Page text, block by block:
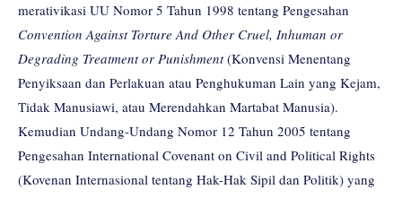
merativikasi UU Nomor 5 Tahun 1998 tentang Pengesahan
Convention Against Torture And Other Cruel, Inhuman or
Degrading Treatment or Punishment(Konvensi Menentang
Penyiksaan dan Perlakuan atau Penghukuman Lain yang Kejam,
Tidak Manusiawi, atau Merendahkan Martabat Manusia).
Kemudian Undang-Undang Nomor 12 Tahun 2005 tentang
Pengesahan International Covenant on Civil and Political Rights
(Kovenan Internasional tentang Hak-Hak Sipil dan Politik) yang